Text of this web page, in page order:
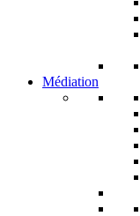
Médiation